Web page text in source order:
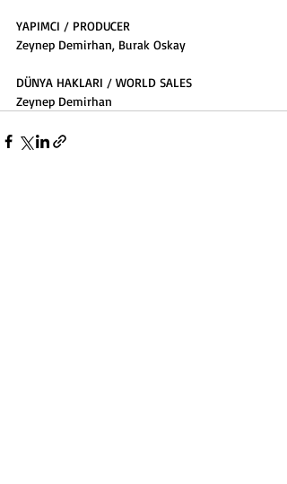
YAPIMCI / PRODUCER
Zeynep Demirhan, Burak Oskay
DÜNYA HAKLARI / WORLD SALES
Zeynep Demirhan